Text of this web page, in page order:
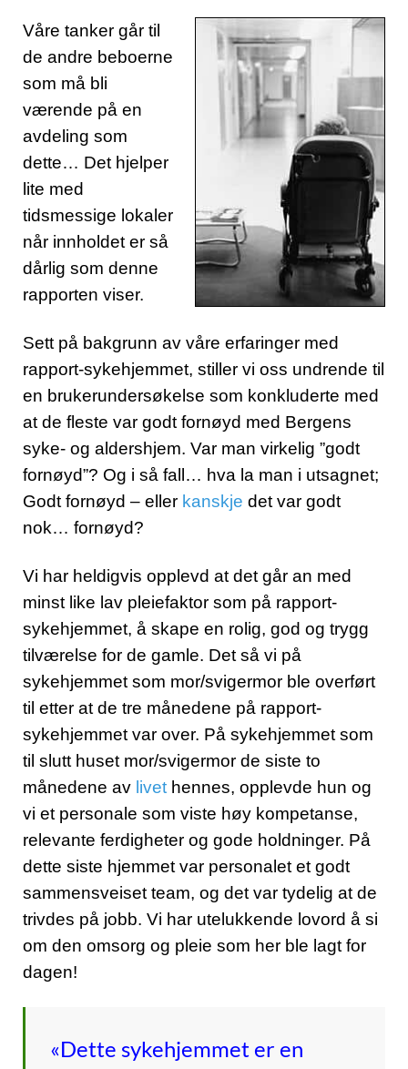
Våre tanker går til
de andre beboerne
som må bli
værende på en
avdeling som
dette… Det hjelper
lite med
tidsmessige lokaler
når innholdet er så
dårlig som denne
rapporten viser.
Sett på bakgrunn av våre erfaringer med
rapport-sykehjemmet, stiller vi oss undrende til
en brukerundersøkelse som konkluderte med
at de fleste var godt fornøyd med Bergens
syke- og aldershjem. Var man virkelig ”godt
fornøyd”? Og i så fall… hva la man i utsagnet;
Godt fornøyd – eller kanskje det var godt
nok… fornøyd?
Vi har heldigvis opplevd at det går an med
minst like lav pleiefaktor som på rapport-
sykehjemmet, å skape en rolig, god og trygg
tilværelse for de gamle. Det så vi på
sykehjemmet som mor/svigermor ble overført
til etter at de tre månedene på rapport-
sykehjemmet var over. På sykehjemmet som
til slutt huset mor/svigermor de siste to
månedene av livet hennes, opplevde hun og
vi et personale som viste høy kompetanse,
relevante ferdigheter og gode holdninger. På
dette siste hjemmet var personalet et godt
sammensveiset team, og det var tydelig at de
trivdes på jobb. Vi har utelukkende lovord å si
om den omsorg og pleie som her ble lagt for
dagen!
«Dette sykehjemmet er en